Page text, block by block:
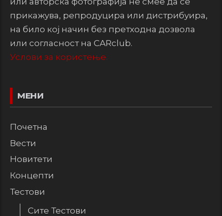
прикажува, репродуцира или дистрибуира,
на било кој начин без претходна дозвола
или согласност на CARclub.
Услови за користење.
МЕНИ
Почетна
Вести
Новитети
Концепти
Тестови
Сите Тестови